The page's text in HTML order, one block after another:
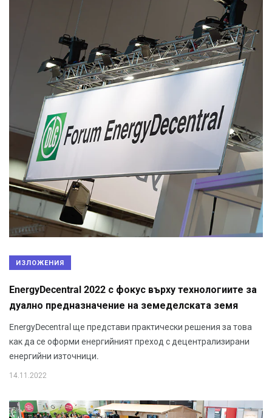
ИЗЛОЖЕНИЯ
EnergyDecentral 2022 с фокус върху технологиите за
дуално предназначение на земеделската земя
EnergyDecentral ще представи практически решения за това
как да се оформи енергийният преход с децентрализирани
енергийни източници.
14.11.2022